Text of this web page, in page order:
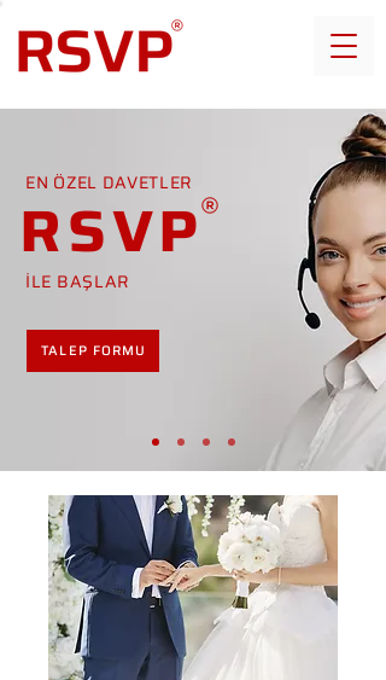
EN ÖZEL DAVETLER
RSVP
İLE BAŞLAR
TALEP FORMU